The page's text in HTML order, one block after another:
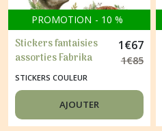
PROMOTION - 10 %
Stickers fantaisies
assorties Fabrika
Décoru FOREST LIFE
256
1€67
1€85
STICKERS COULEUR
AJOUTER